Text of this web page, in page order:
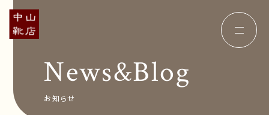
Concept コンセプト
Insole オーダー中敷き
News&Blog
お知らせ